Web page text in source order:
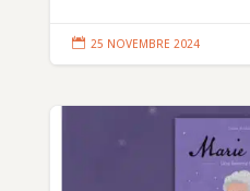
 25 NOVEMBRE 2024